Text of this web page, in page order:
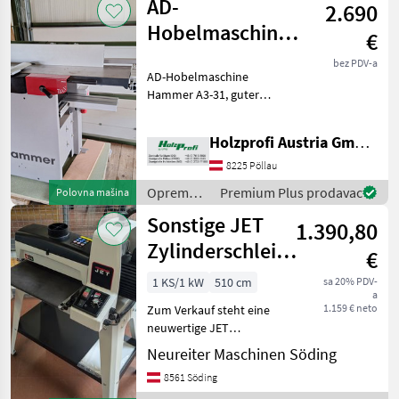
obradu
drveta /
Sonstige
Polovna mašina
AD-
Hobelmaschine
gebraucht
2.690
€
bez PDV-a
AD-Hobelmaschine
Hammer A3-31, guter
Druck- und Satzfehler
vorbehalten Oprema za
šumu i obradu drveta
Strojevi za blan
Holzprofi Austria GmbH, Zweigstelle Stmk.
8225 Pöllau
Oprema
za šumu i
obradu
drveta /
Hammer
Premium Plus prodavac
Sonstige JET
Zylinderschleifmaschine
JWDS 1632
1.390,80
€
sa 20% PDV-
a
1.159 € neto
1 KS/1 kW
510 cm
Zum Verkauf steht eine
neuwertige JET
Zylinderschleifmaschine
JWDS 1632 mit einer max.
Schleifbreite von 406 mm /
Neureiter Maschinen Söding
8561 Söding